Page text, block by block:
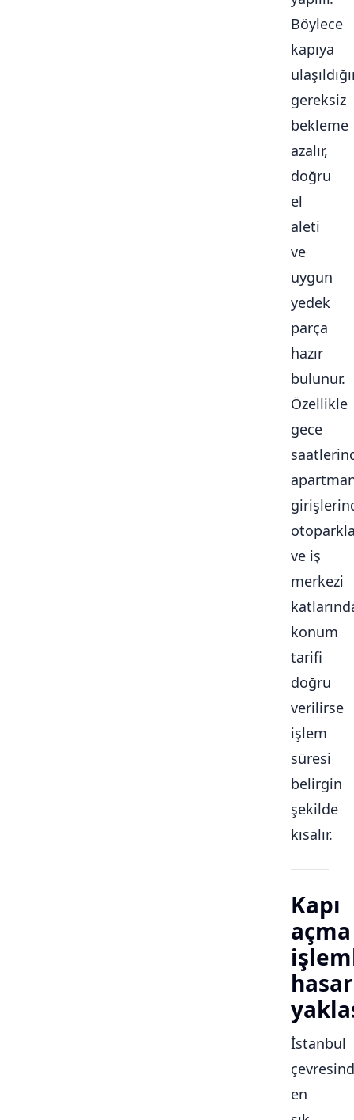
Böylece
kapıya
gereksiz
bekleme
azalır,
doğru
el
aleti
ve
uygun
yedek
parça
hazır
bulunur.
Özellikle
gece
ve iş
merkezi
konum
tarifi
doğru
verilirse
işlem
süresi
belirgin
şekilde
kısalır.
Kapı
açma
İstanbul
en